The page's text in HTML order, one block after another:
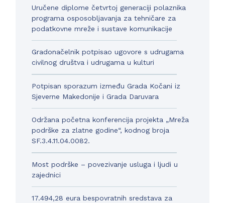
Uručene diplome četvrtoj generaciji polaznika
programa osposobljavanja za tehničare za
podatkovne mreže i sustave komunikacije
Gradonačelnik potpisao ugovore s udrugama
civilnog društva i udrugama u kulturi
Potpisan sporazum između Grada Kočani iz
Sjeverne Makedonije i Grada Daruvara
Održana početna konferencija projekta „Mreža
podrške za zlatne godine“, kodnog broja
SF.3.4.11.04.0082.
Most podrške – povezivanje usluga i ljudi u
zajednici
17.494,28 eura bespovratnih sredstava za